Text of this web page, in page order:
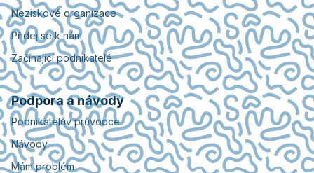
Neziskové organizace
Přidej se k nám
Začínající podnikatelé
Podpora a návody
Podnikatelův průvodce
Návody
Mám problém